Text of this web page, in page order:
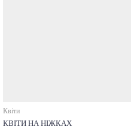
Квіти
КВІТИ НА НІЖКАХ